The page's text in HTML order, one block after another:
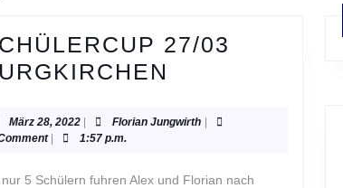
27/03
BURGKIRCHEN
März 28, 2022März
28,
Florian JungwirthFlorian
1:57 p.m.